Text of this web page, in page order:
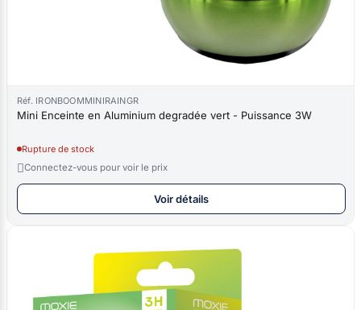
Réf. IRONBOOMMINIRAINGR
Mini Enceinte en Aluminium degradée vert - Puissance 3W
Rupture de stock
Connectez-vous pour voir le prix
Voir détails